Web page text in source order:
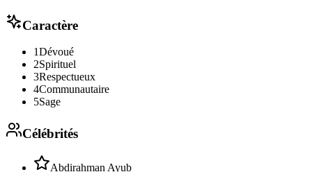
Caractère
1Dévoué
2Spirituel
3Respectueux
4Communautaire
5Sage
Célébrités
Abdirahman Ayub